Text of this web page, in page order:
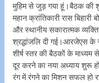
मुहिम से जुड़ गया हूं।बैठक की
महान क्रांतिकारी रास
और स्थानीय सकारात्मक
श्रद्धांजलि दी गई।आरजेएस के
शीर्ष स्तर की बैठकों के माध्यम
दूर‌ करने का नया अध्याय शुरू
रंग में रंगने का मिशन सफल हो